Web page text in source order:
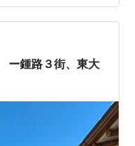
かかります 昌徳宮の
を感じる 晩餐は定番
しゃれスポット「狎
鍾路３街、東大